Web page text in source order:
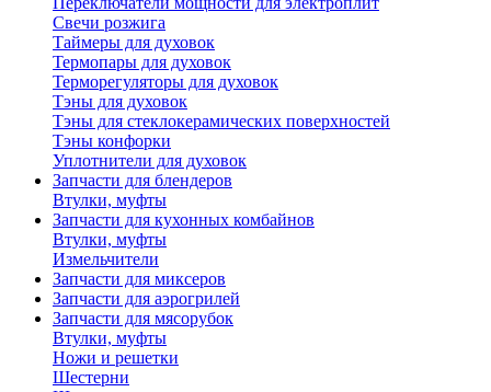
Свечи розжига
Таймеры для духовок
Термопары для духовок
Терморегуляторы для духовок
Тэны для духовок
Тэны для стеклокерамических поверхностей
Тэны конфорки
Уплотнители для духовок
Запчасти для блендеров
Втулки, муфты
Запчасти для кухонных комбайнов
Втулки, муфты
Измельчители
Запчасти для миксеров
Запчасти для аэрогрилей
Запчасти для мясорубок
Втулки, муфты
Ножи и решетки
Шестерни